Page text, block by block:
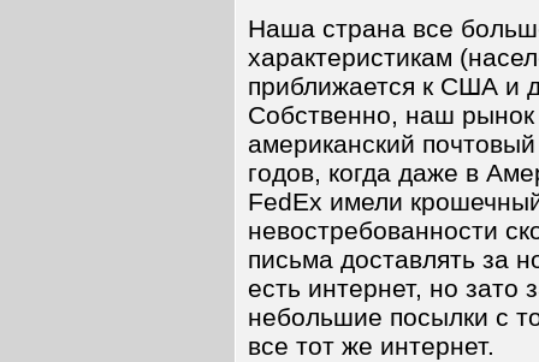
Наша страна все
характеристикам
приближается к США и
Собственно, наш
американский
годов, когда даже в
FedEx имели
невостребованности
письма доставлять за
есть интернет, но зато
небольшие посылки с
все тот же интернет.